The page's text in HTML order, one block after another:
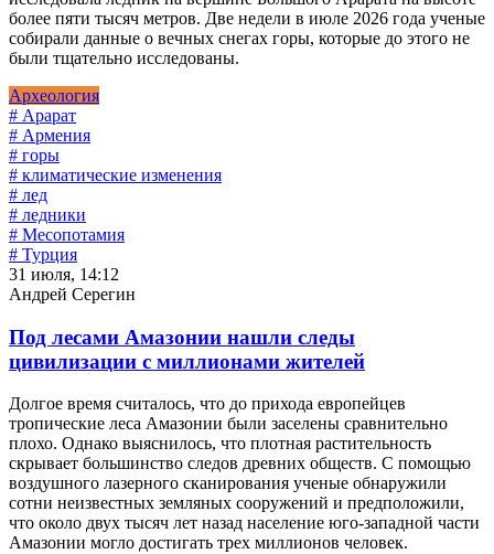
более пяти тысяч метров. Две недели в июле 2026 года ученые
собирали данные о вечных снегах горы, которые до этого не
были тщательно исследованы.
Археология
# Арарат
# Армения
# горы
# климатические изменения
# лед
# ледники
# Месопотамия
# Турция
31 июля, 14:12
Андрей Серегин
Под лесами Амазонии нашли следы
цивилизации с миллионами жителей
Долгое время считалось, что до прихода европейцев
тропические леса Амазонии были заселены сравнительно
плохо. Однако выяснилось, что плотная растительность
скрывает большинство следов древних обществ. С помощью
воздушного лазерного сканирования ученые обнаружили
сотни неизвестных земляных сооружений и предположили,
что около двух тысяч лет назад население юго-западной части
Амазонии могло достигать трех миллионов человек.